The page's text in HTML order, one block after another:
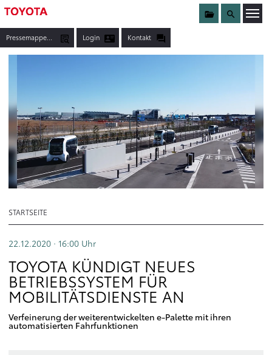
Pressemappen, Fotos & Co. Login Kontakt
Sammelmappe
Suche
STARTSEITE
TEXT
22.12.2020 · 16:00 Uhr
TOYOTA KÜNDIGT NEUES
BETRIEBSSYSTEM FÜR
MOBILITÄTSDIENSTE AN
Verfeinerung der weiterentwickelten e-Palette mit ihren
automatisierten Fahrfunktionen